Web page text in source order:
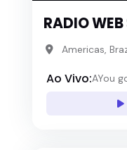
RADIO
Americas,
Ao Vivo:AYou